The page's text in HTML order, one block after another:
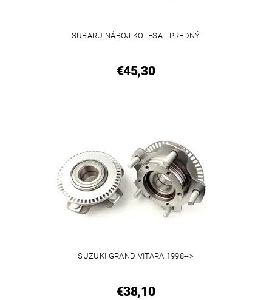
SUBARU NÁBOJ KOLESA - PREDNÝ
€45,30
SUZUKI GRAND VITARA 1998-->
€38,10